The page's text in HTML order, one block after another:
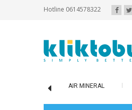
Hotline 0614578322
AIR MINERAL